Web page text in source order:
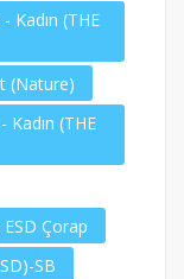
Kadın (THE
(Nature)
Kadın (THE
Çorap
SB